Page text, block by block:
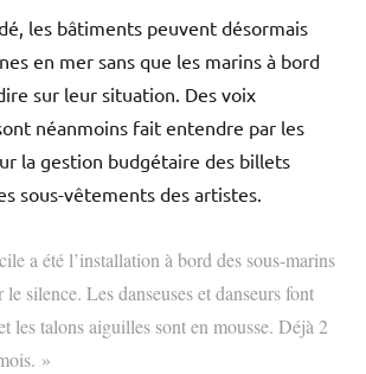
les bâtiments peuvent désormais
en mer sans que les marins à bord
sur leur situation. Des voix
néanmoins fait entendre par les
la gestion budgétaire des billets
sous-vêtements des artistes.
a été l’installation à bord des sous-marins
silence. Les danseuses et danseurs font
les talons aiguilles sont en mousse. Déjà 2
»